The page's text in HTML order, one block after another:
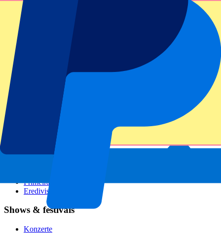
Alle Sportarten
Fußballligen
Champions League
Premier League
Serie A
Primeira Liga
Eredivisie
Shows & festivals
Konzerte